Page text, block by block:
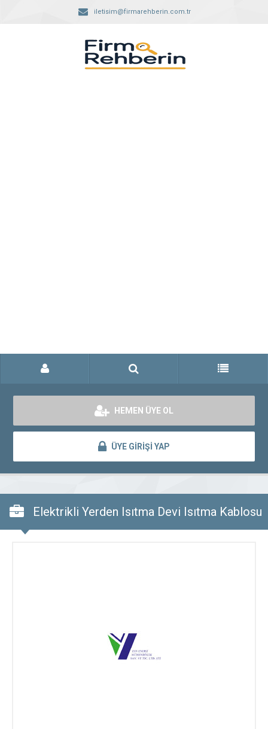
iletisim@firmarehberin.com.tr
HEMEN ÜYE OL
ÜYE GİRİŞİ YAP
Elektrikli Yerden Isıtma Devi Isıtma Kablosu